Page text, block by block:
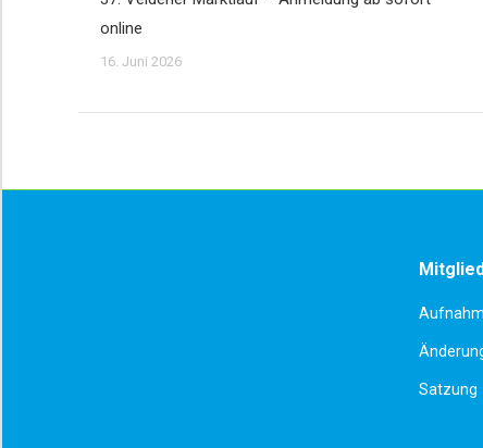
online
16. Juni 2026
Satzung